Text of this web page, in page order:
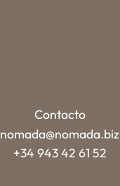
Contacto
nomada@nomada.biz
+34 943 42 61 52